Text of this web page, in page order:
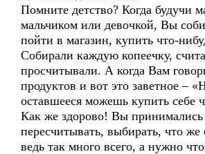
Помните детство? Когда будучи
мальчиком или девочкой, Вы
пойти в магазин, купить что-
Собирали каждую копеечку,
просчитывали. А когда Вам
продуктов и вот это заветное –
оставшееся можешь купить себе
Как же здорово! Вы принимались
пересчитывать, выбирать, что же
ведь так много всего, а нужно